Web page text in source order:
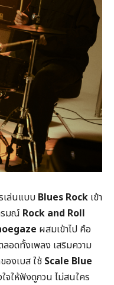
เล่นแบบ Blues Rock เข้า
รมณ์ Rock and Roll
ผสมเข้าไป คือ
ลอดทั้งเพลง เสริมความ
องเบส ใช้ Scale Blue
จให้ฟังดูกวน ไม่สนใคร